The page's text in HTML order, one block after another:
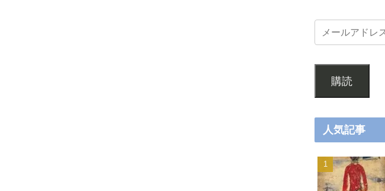
購読
人気記事